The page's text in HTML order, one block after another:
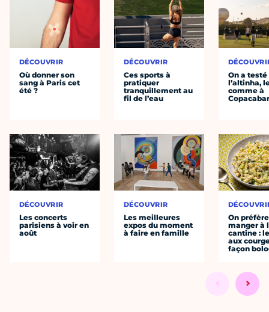
DÉCOUVRIR
Où donner son
sang à Paris cet
été ?
DÉCOUVRIR
Les concerts
parisiens à voir en
août
DÉCOUVRIR
Ces sports à
pratiquer
tranquillement au
fil de l’eau
DÉCOUVRIR
Les meilleures
expos du moment
à faire en famille
On a testé
l’altinha,
comme à
On préfère
manger à
cantine :
aux
façon